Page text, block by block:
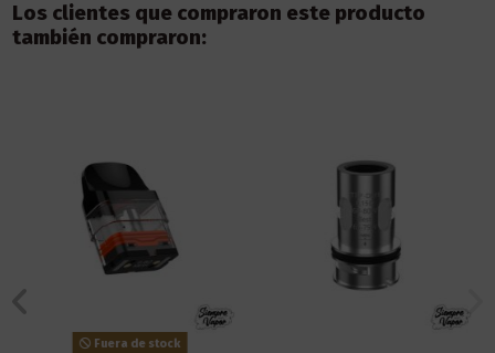
Los clientes que compraron este producto
también compraron:
Fuera de stock